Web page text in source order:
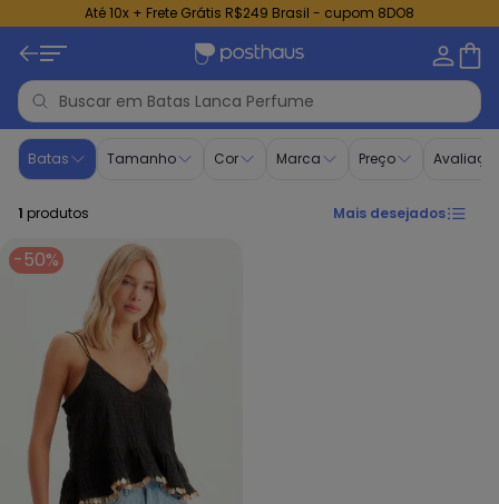
Até 10x + Frete Grátis R$249 Brasil - cupom 8DO8
Batas - Moda Feminina | Lanca Perfume
Batas Tamanho Cor Marca Preço
1 produtos Mais desejados
-50%